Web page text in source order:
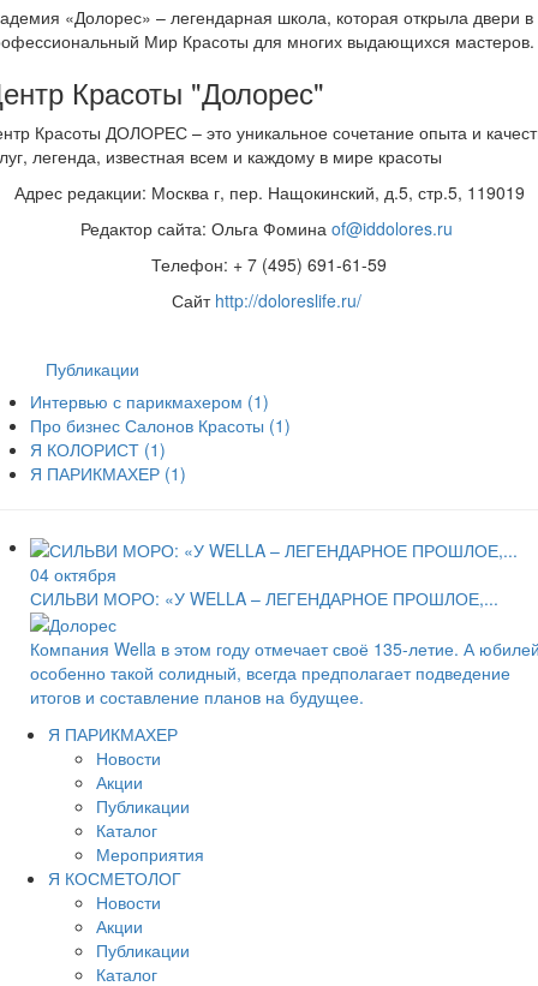
«Долорес» – легендарная школа, которая открыла двери в
Мир Красоты для многих выдающихся мастеров.
Красоты "Долорес"
Красоты ДОЛОРЕС – это уникальное сочетание опыта и
легенда, известная всем и каждому в мире красоты
Адрес редакции: Москва г, пер. Нащокинский, д.5, стр.5, 119019
Редактор сайта: Ольга Фомина of@iddolores.ru
Телефон: + 7 (495) 691-61-59
Сайт http://doloreslife.ru/
Публикации
Интервью с парикмахером (1)
Про бизнес Салонов Красоты (1)
Я КОЛОРИСТ (1)
Я ПАРИКМАХЕР (1)
04 октября
СИЛЬВИ МОРО: «У WELLA – ЛЕГЕНДАРНОЕ ПРОШЛОЕ,...
Компания Wella в этом году отмечает своё 135-летие. А
особенно такой солидный, всегда предполагает подведение
итогов и составление планов на будущее.
Я ПАРИКМАХЕР
Новости
Акции
Публикации
Каталог
Мероприятия
Я КОСМЕТОЛОГ
Новости
Акции
Публикации
Каталог